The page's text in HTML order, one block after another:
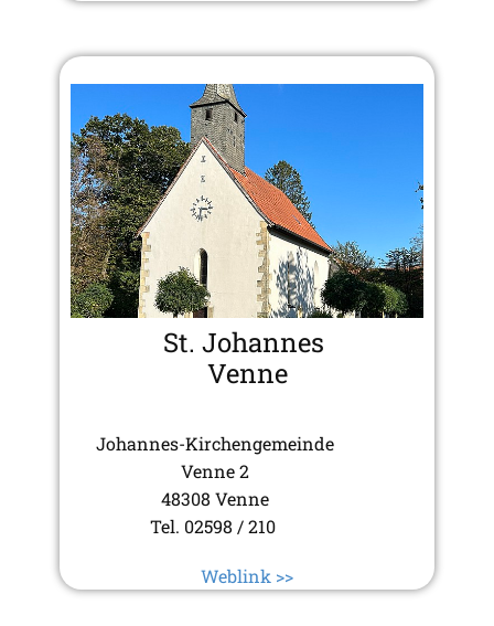
St. Johannes
Venne
Johannes-Kirchengemeinde
Venne 2
48308 Venne
Tel. 02598 / 210
Weblink >>